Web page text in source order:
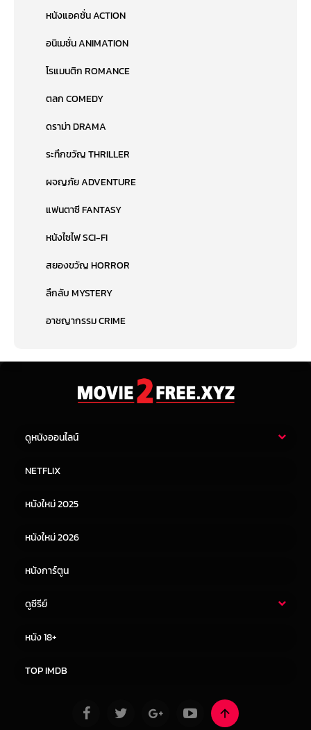
หนังแอคชั่น ACTION
อนิเมชั่น ANIMATION
โรแมนติก ROMANCE
ตลก COMEDY
ดราม่า DRAMA
ระทึกขวัญ THRILLER
ผจญภัย ADVENTURE
แฟนตาซี FANTASY
หนังไซไฟ SCI-FI
สยองขวัญ HORROR
ลึกลับ MYSTERY
อาชญากรรม CRIME
ดูหนังออนไลน์
หนังจีน
NETFLIX
หนังใหม่ 2025
หนังใหม่ 2026
หนังการ์ตูน
ดูซีรีย์
หนัง 18+
TOP IMDB